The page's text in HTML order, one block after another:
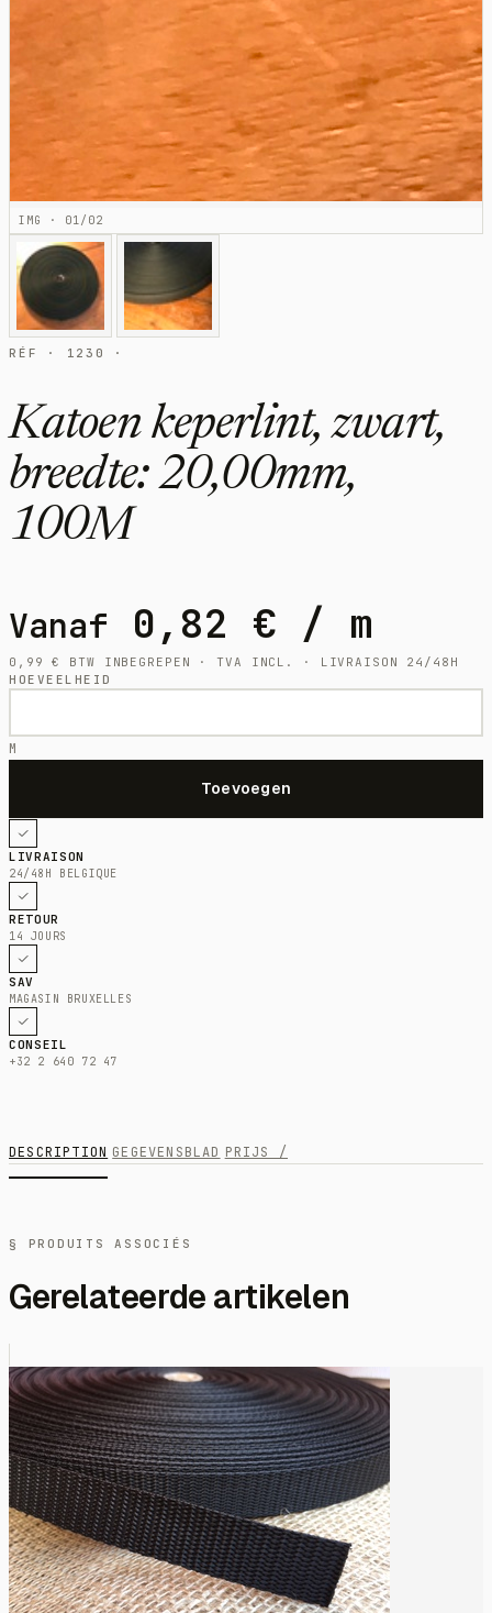
IMG · 01/02
RÉF · 1230 ·
Katoen keperlint, zwart,
breedte: 20,00mm,
100M
Vanaf 0,82 € / m
0,99€
BTW INBEGREPEN · TVA INCL. · LIVRAISON 24/48H
HOEVEELHEID
M
LIVRAISON
24/48H BELGIQUE
RETOUR
14 JOURS
SAV
MAGASIN BRUXELLES
CONSEIL
+32 2 640 72 47
DESCRIPTION GEGEVENSBLAD PRIJS /
§ PRODUITS ASSOCIÉS
Gerelateerde artikelen